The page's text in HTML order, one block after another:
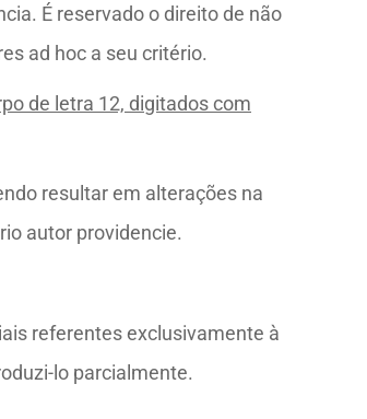
É reservado o direito de não
ad hoc a seu critério.
de letra 12, digitados com
resultar em alterações na
autor providencie.
referentes exclusivamente à
lo parcialmente.